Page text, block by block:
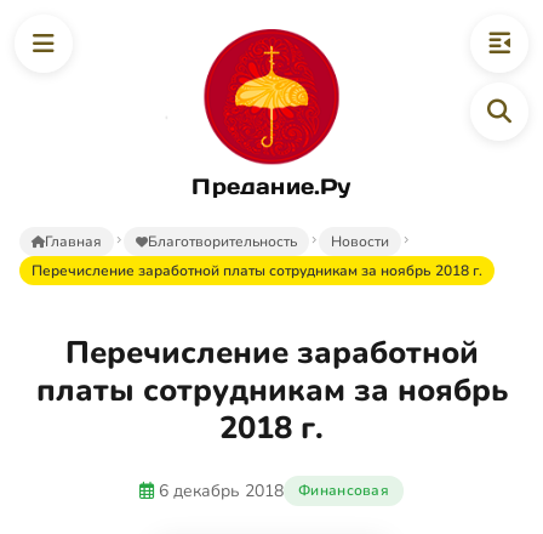
Предание.Ру
Главная Благотворительность
Новости
Перечисление заработной платы сотрудникам за ноябрь 2018 г.
Перечисление заработной
платы сотрудникам за ноябрь
2018 г.
6 декабрь 2018 Финансовая